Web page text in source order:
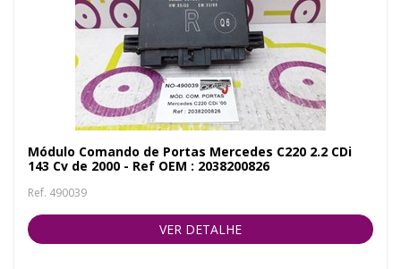
Módulo Comando de Portas Mercedes C220 2.2 CDi
143 Cv de 2000 - Ref OEM : 2038200826
Ref. 490039
VER DETALHE